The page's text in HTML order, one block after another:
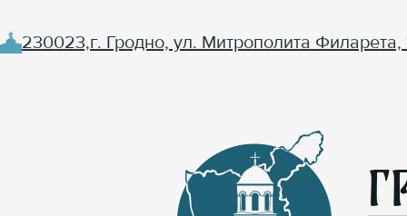
230023,г. Гродно, ул. Митрополита Филарета,